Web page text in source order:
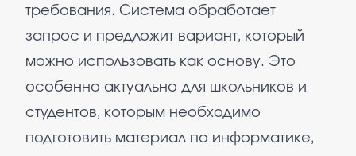
требования. Система обработает
запрос и предложит вариант, который
можно использовать как основу. Это
особенно актуально для школьников и
студентов, которым необходимо
подготовить материал по информатике,